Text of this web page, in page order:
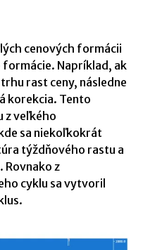
cenových formácii
formácie. Napríklad, ak
rast ceny, následne
korekcia. Tento
z veľkého
sa niekoľkokrát
týždňového rastu a
Rovnako z
cyklu sa vytvoril